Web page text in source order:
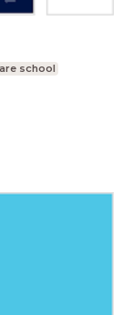
school